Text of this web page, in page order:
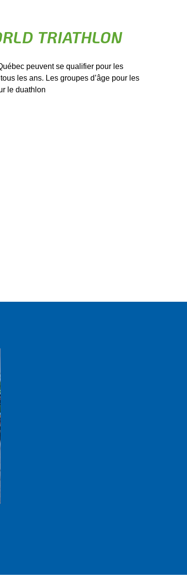
TRIATHLON
peuvent se qualifier pour les
les ans. Les groupes d’âge pour les
le duathlon